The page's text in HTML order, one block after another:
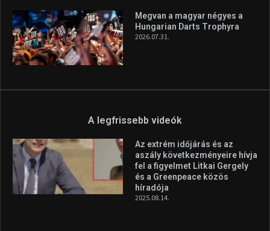
Megvan a magyar négyes a
Hungarian Darts Trophyra
2026.07.31.
A legfrissebb videók
Az extrém időjárás és az
aszály következményeire hívja
fel a figyelmet Litkai Gergely
és a Greenpeace közös
híradója
2025.08.14.